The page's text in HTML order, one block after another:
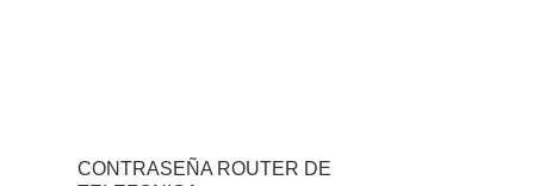
CONTRASEÑA ROUTER DE